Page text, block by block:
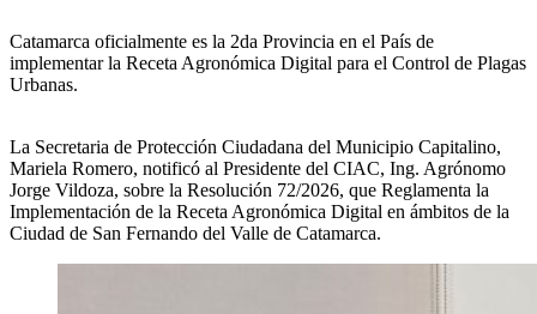
Catamarca oficialmente es la 2da Provincia en el País de
implementar la Receta Agronómica Digital para el Control de Plagas
Urbanas.
La Secretaria de Protección Ciudadana del Municipio Capitalino,
Mariela Romero, notificó al Presidente del CIAC, Ing. Agrónomo
Jorge Vildoza, sobre la Resolución 72/2026, que Reglamenta la
Implementación de la Receta Agronómica Digital en ámbitos de la
Ciudad de San Fernando del Valle de Catamarca.